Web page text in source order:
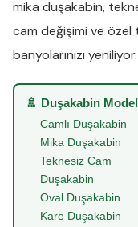
mika duşakabin,
cam değişimi ve özel
banyolarınızı yeniliyor.
🚿 Duşakabin
Camlı Duşakabin
Mika Duşakabin
Teknesiz Cam
Duşakabin
Oval Duşakabin
Kare Duşakabin